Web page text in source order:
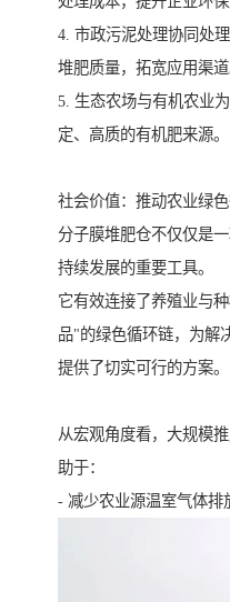
4. 市政污泥处理协同处
堆肥质量，拓宽应用渠道
5. 生态农场与有机农业
定、高质的有机肥来源。
社会价值：推动农业绿
分子膜堆肥仓不仅仅是
持续发展的重要工具。
它有效连接了养殖业与
品"的绿色循环链，为解
提供了切实可行的方案。
从宏观角度看，大规模
助于：
- 减少农业源温室气体